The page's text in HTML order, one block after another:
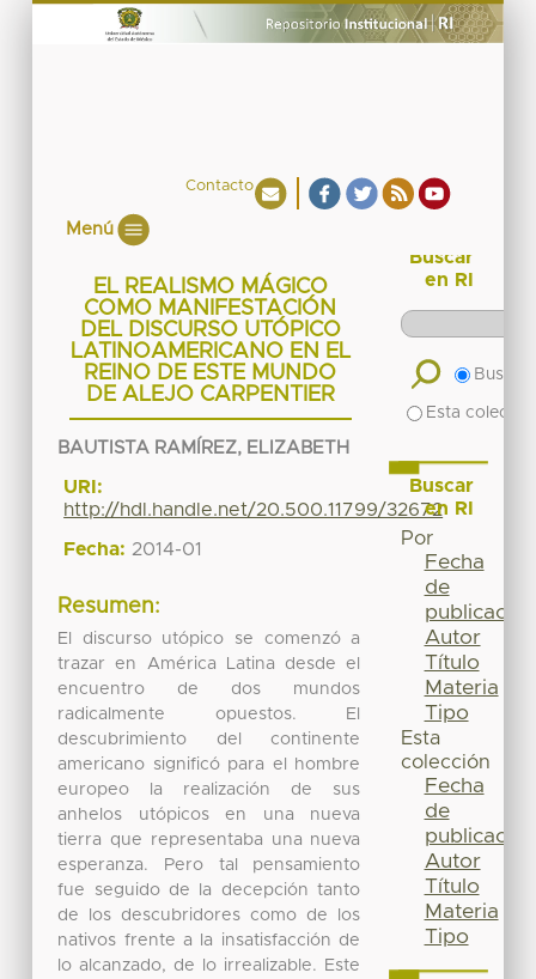
Contacto
Menú
EL REALISMO MÁGICO
COMO MANIFESTACIÓN
DEL DISCURSO UTÓPICO
LATINOAMERICANO EN EL
REINO DE ESTE MUNDO
DE ALEJO CARPENTIER
BAUTISTA RAMÍREZ, ELIZABETH
URI:
http://hdl.handle.net/20.500.11799/32672
Fecha: 2014-01
Resumen:
El discurso utópico se comenzó a
trazar en América Latina desde el
encuentro de dos mundos
radicalmente opuestos. El
descubrimiento del continente
americano significó para el hombre
europeo la realización de sus
anhelos utópicos en una nueva
tierra que representaba una nueva
esperanza. Pero tal pensamiento
fue seguido de la decepción tanto
de los descubridores como de los
nativos frente a la insatisfacción de
lo alcanzado, de lo irrealizable. Este
Buscar
en RI
Buscar
Esta
Buscar
en RI
Por
Fecha
de
publicación
Autor
Título
Materia
Tipo
Esta
colección
Fecha
de
publicación
Autor
Título
Materia
Tipo